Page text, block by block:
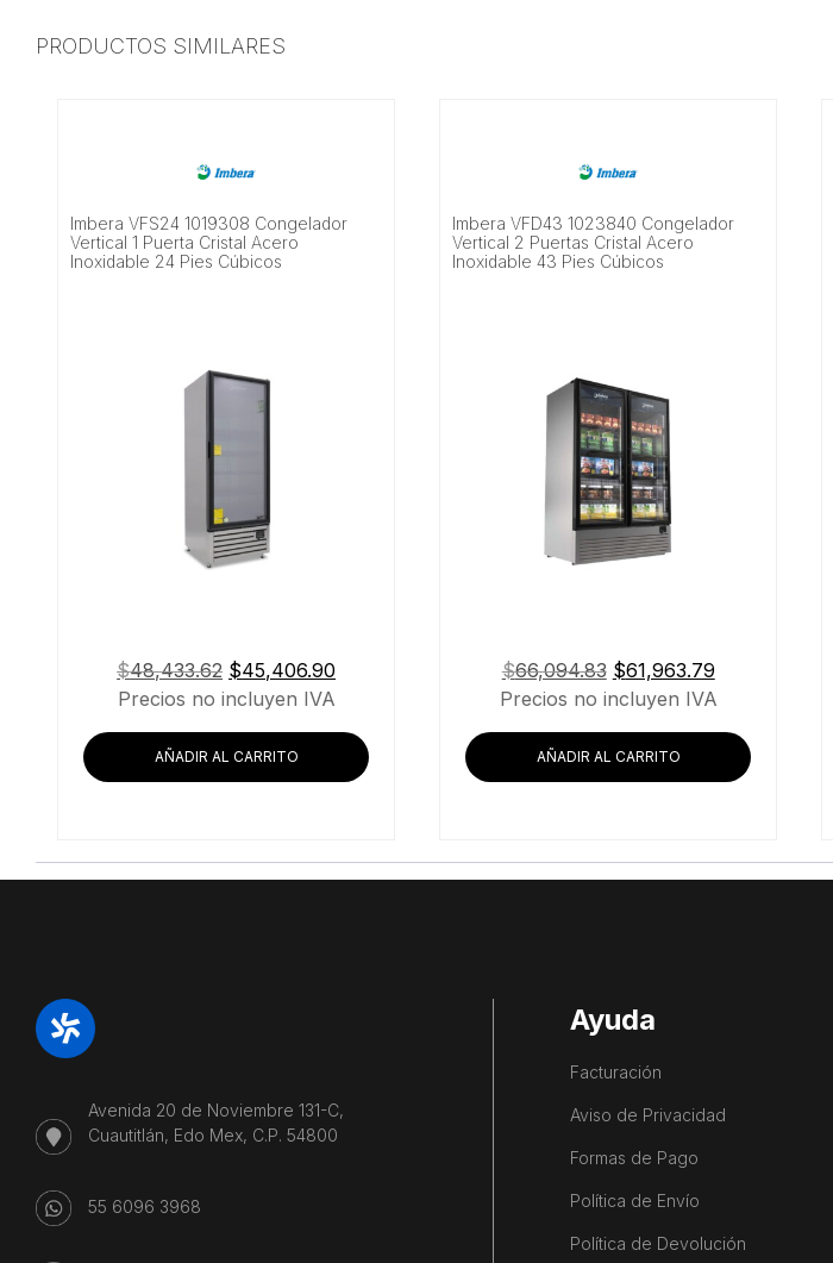
PRODUCTOS SIMILARES
Imbera VFS24 1019308 Congelador
Vertical 1 Puerta Cristal Acero
Inoxidable 24 Pies Cúbicos
$48,433.62 El
precio
original
era:
$48,433.62.
$45,406.90
actual
$45,406.90.
Precios no incluyen IVA
AÑADIR AL CARRITO
Imbera VFD43 1023840 Congelador
Vertical 2 Puertas Cristal Acero
Inoxidable 43 Pies Cúbicos
$66,094.83 El
precio
original
era:
$66,094.83.
$61,963.79El
precio
actual
$61,963.79.
Precios no incluyen IVA
AÑADIR AL CARRITO
Avenida 20 de Noviembre 131-C,
Cuautitlán, Edo Mex, C.P. 54800
55 6096 3968
Ayuda
Facturación
Aviso de Privacidad
Formas de Pago
Política de Envío
Política de Devolución